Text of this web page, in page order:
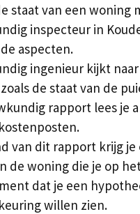
staat van een woning
inspecteur in
aspecten.
ingenieur kijkt
de staat van de
rapport lees je
van dit rapport krijg
de woning die je op
dat je een
willen zien.